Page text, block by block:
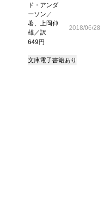
ド・アンダ
ーソン／
著、上岡伸
雄／訳
649円
2018/06/28
文庫電子書籍あり